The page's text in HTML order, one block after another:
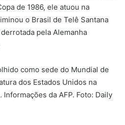
de 1986, ele atuou na
o Brasil de Telê Santana
pela Alemanha
como sede do Mundial de
dos Estados Unidos na
da AFP. Foto: Daily